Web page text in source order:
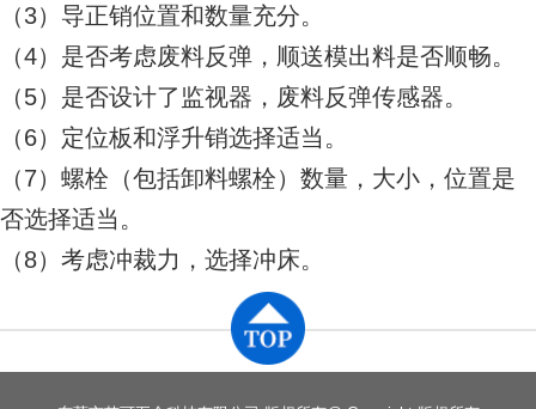
（3）导正销位置和数量充分。
（4）是否考虑废料反弹，顺送模出料是否顺畅。
（5）是否设计了监视器，废料反弹传感器。
（6）定位板和浮升销选择适当。
（7）螺栓（包括卸料螺栓）数量，大小，位置是
否选择适当。
（8）考虑冲裁力，选择冲床。